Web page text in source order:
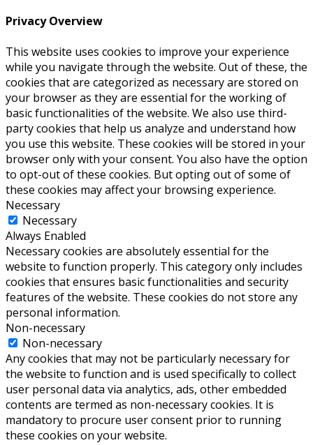
Privacy Overview
This website uses cookies to improve your experience
while you navigate through the website. Out of these, the
cookies that are categorized as necessary are stored on
your browser as they are essential for the working of
basic functionalities of the website. We also use third-
party cookies that help us analyze and understand how
you use this website. These cookies will be stored in your
browser only with your consent. You also have the option
to opt-out of these cookies. But opting out of some of
these cookies may affect your browsing experience.
Necessary
Necessary
Always Enabled
Necessary cookies are absolutely essential for the
website to function properly. This category only includes
cookies that ensures basic functionalities and security
features of the website. These cookies do not store any
personal information.
Non-necessary
Non-necessary
Any cookies that may not be particularly necessary for
the website to function and is used specifically to collect
user personal data via analytics, ads, other embedded
contents are termed as non-necessary cookies. It is
mandatory to procure user consent prior to running
these cookies on your website.